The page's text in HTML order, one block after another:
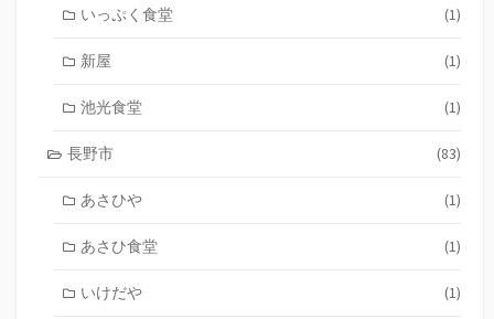
いっぷく食堂 (1)
新屋 (1)
池光食堂 (1)
長野市 (83)
あさひや (1)
あさひ食堂 (1)
いけだや (1)